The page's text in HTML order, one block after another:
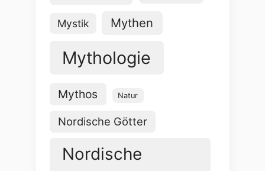
Mystik Mythen
Mythologie
Mythos Natur
Nordische Götter
Nordische